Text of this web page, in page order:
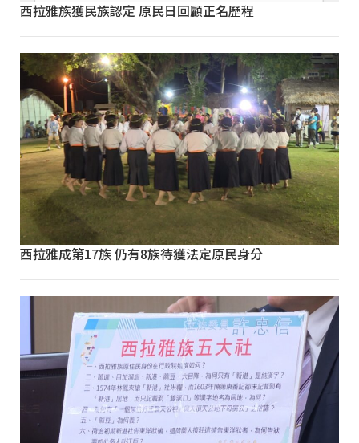
西拉雅族獲民族認定 原民日回顧正名歷程
西拉雅成第17族 仍有8族待獲法定原民身分